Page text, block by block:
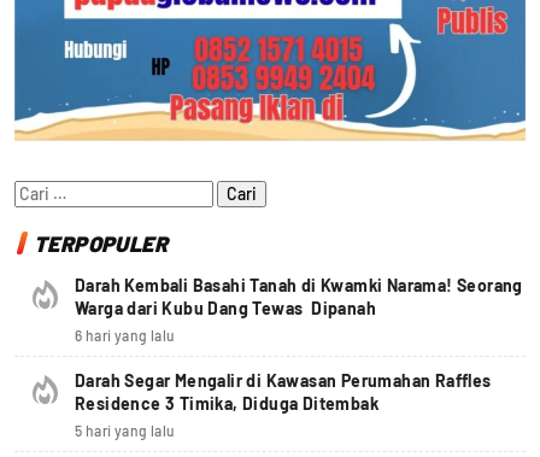
Cari
untuk:
TERPOPULER
Darah Kembali Basahi Tanah di Kwamki Narama! Seorang
Warga dari Kubu Dang Tewas Dipanah
6 hari yang lalu
Darah Segar Mengalir di Kawasan Perumahan Raffles
Residence 3 Timika, Diduga Ditembak
5 hari yang lalu